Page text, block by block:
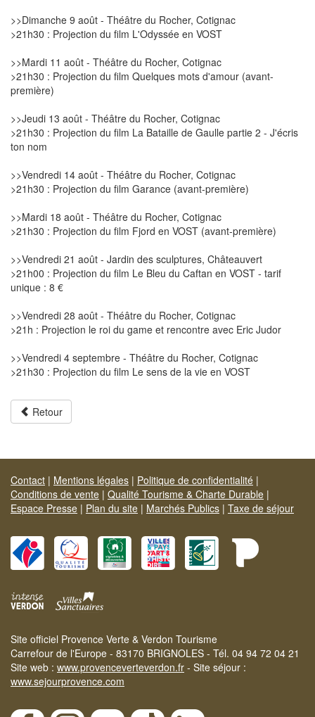
>>Dimanche 9 août - Théâtre du Rocher, Cotignac
>21h30 : Projection du film L'Odyssée en VOST
>>Mardi 11 août - Théâtre du Rocher, Cotignac
>21h30 : Projection du film Quelques mots d'amour (avant-
première)
>>Jeudi 13 août - Théâtre du Rocher, Cotignac
>21h30 : Projection du film La Bataille de Gaulle partie 2 - J'écris
ton nom
>>Vendredi 14 août - Théâtre du Rocher, Cotignac
>21h30 : Projection du film Garance (avant-première)
>>Mardi 18 août - Théâtre du Rocher, Cotignac
>21h30 : Projection du film Fjord en VOST (avant-première)
>>Vendredi 21 août - Jardin des sculptures, Châteauvert
>21h00 : Projection du film Le Bleu du Caftan en VOST - tarif
unique : 8 €
>>Vendredi 28 août - Théâtre du Rocher, Cotignac
>21h : Projection le roi du game et rencontre avec Eric Judor
>>Vendredi 4 septembre - Théâtre du Rocher, Cotignac
>21h30 : Projection du film Le sens de la vie en VOST
Retour
Contact | Mentions légales | Politique de confidentialité |
Conditions de vente | Qualité Tourisme & Charte Durable |
Espace Presse | Plan du site | Marchés Publics | Taxe de séjour
Site officiel Provence Verte & Verdon Tourisme
Carrefour de l'Europe - 83170 BRIGNOLES - Tél. 04 94 72 04 21
Site web : www.provenceverteverdon.fr - Site séjour :
www.sejourprovence.com